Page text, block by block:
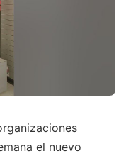
el nuevo